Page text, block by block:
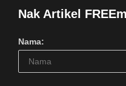
Nak Artikel
Nama: